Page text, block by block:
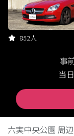
852人
事
当
六実中央公園 周